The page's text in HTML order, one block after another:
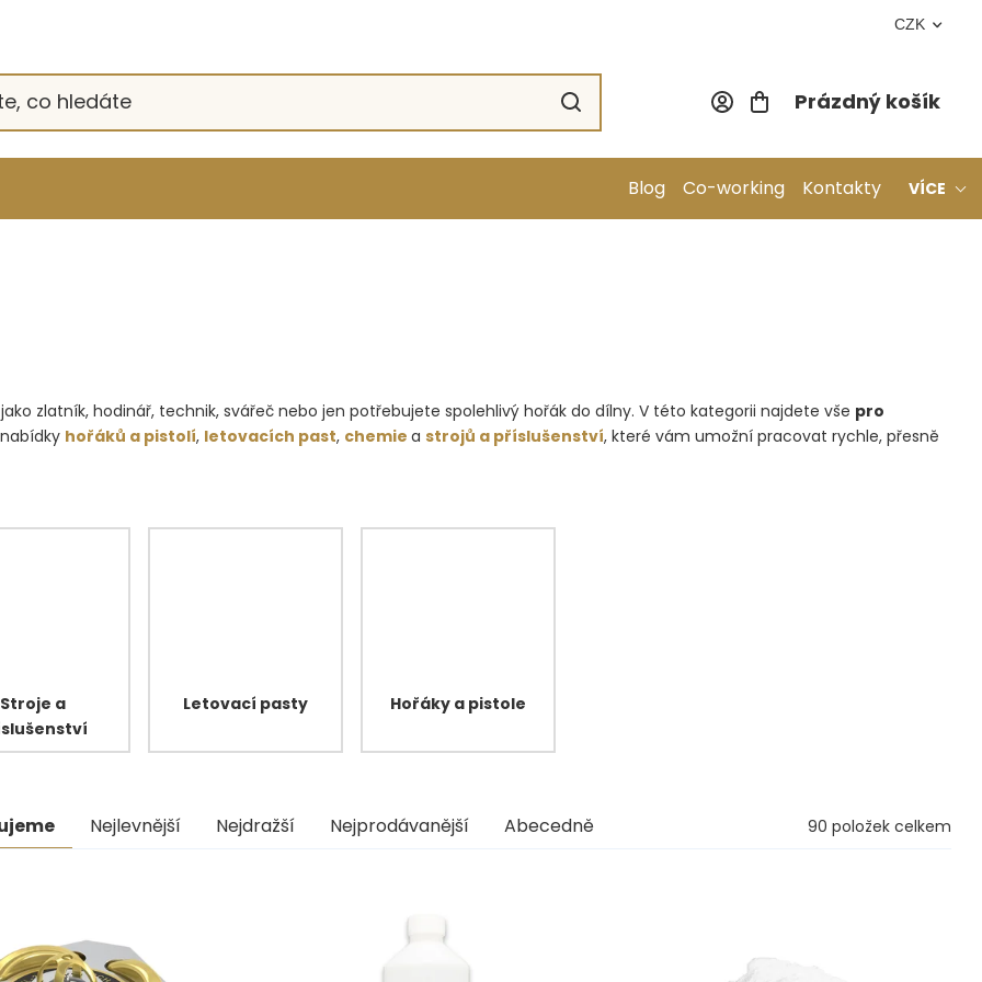
CZK
Nákupní
Prázdný košík
Blog Co-working Kontakty VÍCE
zlatník, hodinář, technik, svářeč nebo jen potřebujete spolehlivý hořák do dílny. V této kategorii najdete vše pro
hořáků a pistolí, letovacích past, chemie a strojů a příslušenství, které vám umožní pracovat rychle, přesně
Stroje a
Letovací pasty Hořáky a pistole
Nejlevnější Nejdražší Nejprodávanější Abecedně 90 položek celkem